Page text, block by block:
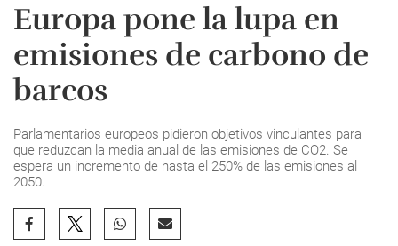
Europa pone la lupa en
emisiones de carbono de
barcos
Parlamentarios europeos pidieron objetivos vinculantes para
que reduzcan la media anual de las emisiones de CO2. Se
espera un incremento de hasta el 250% de las emisiones al
2050.